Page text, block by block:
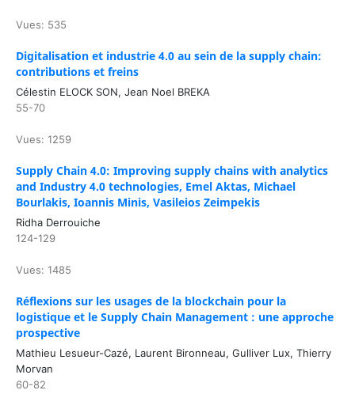
Vues: 535
Digitalisation et industrie 4.0 au sein de la supply chain:
contributions et freins
Célestin ELOCK SON, Jean Noel BREKA
55-70
Vues: 1259
Supply Chain 4.0: Improving supply chains with analytics
and Industry 4.0 technologies, Emel Aktas, Michael
Bourlakis, Ioannis Minis, Vasileios Zeimpekis
Ridha Derrouiche
124-129
Vues: 1485
Réflexions sur les usages de la blockchain pour la
logistique et le Supply Chain Management : une approche
prospective
Mathieu Lesueur-Cazé, Laurent Bironneau, Gulliver Lux, Thierry
Morvan
60-82